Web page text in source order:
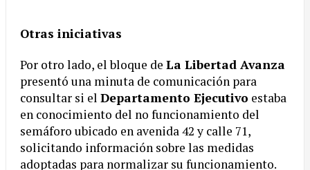
Otras iniciativas
Por otro lado, el bloque de La Libertad Avanza
presentó una minuta de comunicación para
consultar si el Departamento Ejecutivo estaba
en conocimiento del no funcionamiento del
semáforo ubicado en avenida 42 y calle 71,
solicitando información sobre las medidas
adoptadas para normalizar su funcionamiento.